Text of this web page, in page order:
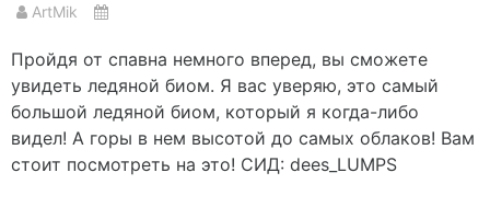
ArtMik
Пройдя от спавна немного вперед, вы сможете
увидеть ледяной биом. Я вас уверяю, это самый
большой ледяной биом, который я когда-либо
видел! А горы в нем высотой до самых облаков! Вам
стоит посмотреть на это! СИД: dees_LUMPS